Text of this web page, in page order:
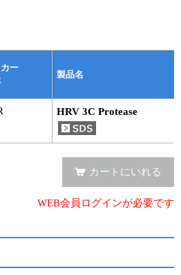
水質・家畜他）
ド
ー
製品名
HRV 3C Protease
カートにいれる
WEB会員ログインが必要です